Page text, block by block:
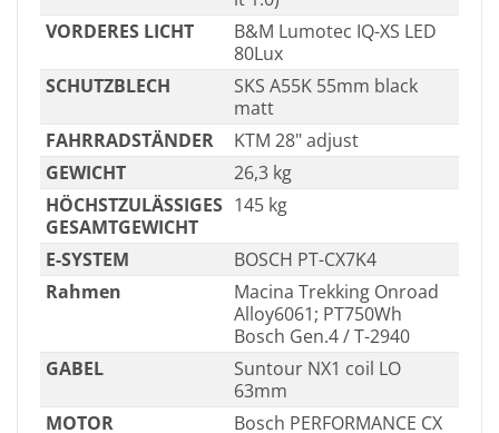
VORDERES LICHT
B&M Lumotec IQ-XS LED
80Lux
SCHUTZBLECH
SKS A55K 55mm black
matt
FAHRRADSTÄNDER
KTM 28" adjust
GEWICHT
26,3 kg
HÖCHSTZULÄSSIGES
GESAMTGEWICHT
145 kg
E-SYSTEM
BOSCH PT-CX7K4
Rahmen
Macina Trekking Onroad
Alloy6061; PT750Wh
Bosch Gen.4 / T-2940
GABEL
Suntour NX1 coil LO
63mm
MOTOR
Bosch PERFORMANCE CX